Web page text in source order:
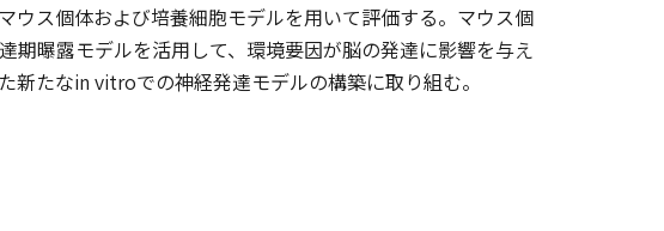
ウス個体および培養細胞モデルを用いて評価する。マウス個
曝露モデルを活用して、環境要因が脳の発達に影響を与え
たなin vitroでの神経発達モデルの構築に取り組む。